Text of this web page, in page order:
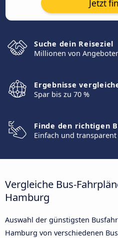
Jetzt
Suche dein Reiseziel
Millionen von
Ergebnisse
Spar bis zu 70 %
Finde den richtigen
Einfach und transparent
Vergleiche Bus-
Hamburg
Auswahl der günstigsten
Hamburg von verschiedenen